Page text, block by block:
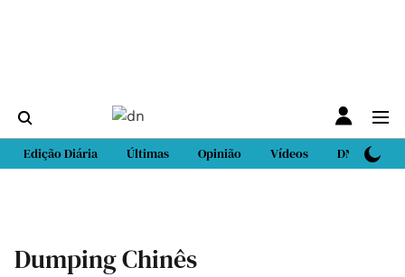
Edição Diária Últimas Opinião Vídeos DN Sport
Dumping Chinês